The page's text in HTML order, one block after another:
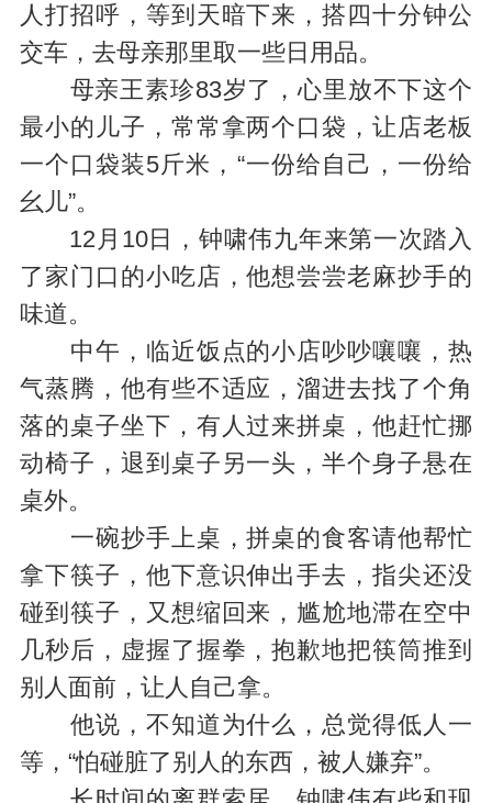
人打招呼，等到天暗下来，搭四十分钟公
交车，去母亲那里取一些日用品。
母亲王素珍83岁了，心里放不下这个
最小的儿子，常常拿两个口袋，让店老板
一个口袋装5斤米，“一份给自己，一份给
幺儿”。
12月10日，钟啸伟九年来第一次踏入
了家门口的小吃店，他想尝尝老麻抄手的
味道。
中午，临近饭点的小店吵吵嚷嚷，热
气蒸腾，他有些不适应，溜进去找了个角
落的桌子坐下，有人过来拼桌，他赶忙挪
动椅子，退到桌子另一头，半个身子悬在
桌外。
一碗抄手上桌，拼桌的食客请他帮忙
拿下筷子，他下意识伸出手去，指尖还没
碰到筷子，又想缩回来，尴尬地滞在空中
几秒后，虚握了握拳，抱歉地把筷筒推到
别人面前，让人自己拿。
他说，不知道为什么，总觉得低人一
等，“怕碰脏了别人的东西，被人嫌弃”。